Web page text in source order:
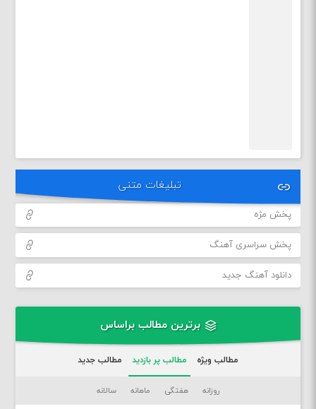
تبلیغات متنی
پخش مژه
پخش سراسری آهنگ
دانلود آهنگ جدید
برترین مطالب براساس
مطالب ویژه مطالب پر بازدید مطالب جدید
روزانه هفتگی ماهانه سالانه